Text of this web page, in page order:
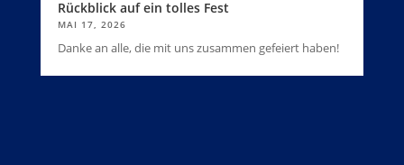
Rückblick auf ein tolles Fest
MAI 17, 2026
Danke an alle, die mit uns zusammen gefeiert haben!